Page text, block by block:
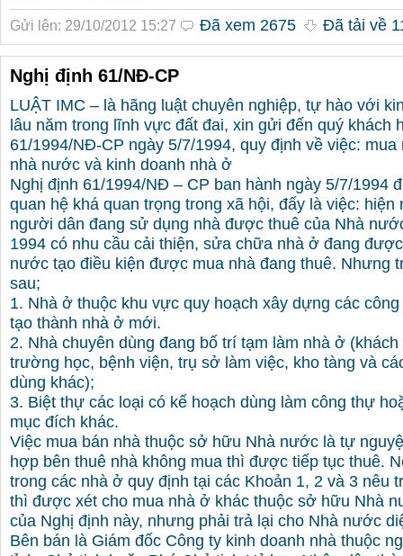
Gửi lên: 29/10/2012 15:27 Đã xem 2675 Đã tải về
Nghị định 61/NĐ-CP
LUẬT IMC – là hãng luật chuyên nghiệp, tự hào với
lâu năm trong lĩnh vực đất đai, xin gửi đến quý khách
61/1994/NĐ-CP ngày 5/7/1994, quy định về việc: mua
nhà nước và kinh doanh nhà ở
Nghị định 61/1994/NĐ – CP ban hành ngày 5/7/1994
quan hệ khá quan trọng trong xã hội, đấy là việc: hiện
người dân đang sử dụng nhà được thuê của Nhà
1994 có nhu cầu cải thiện, sửa chữa nhà ở đang
nước tạo điều kiện được mua nhà đang thuê. Nhưng
sau;
1. Nhà ở thuộc khu vực quy hoạch xây dựng các
tạo thành nhà ở mới.
2. Nhà chuyên dùng đang bố trí tạm làm nhà ở
trường học, bệnh viện, trụ sở làm việc, kho tàng và
dùng khác);
3. Biệt thự các loại có kế hoạch dùng làm công thự
mục đích khác.
Việc mua bán nhà thuộc sở hữu Nhà nước là tự
hợp bên thuê nhà không mua thì được tiếp tục thuê.
trong các nhà ở quy định tại các Khoản 1, 2 và 3 nêu
thì được xét cho mua nhà ở khác thuộc sở hữu Nhà
của Nghị định này, nhưng phải trả lại cho Nhà nước
Bên bán là Giám đốc Công ty kinh doanh nhà thuộc